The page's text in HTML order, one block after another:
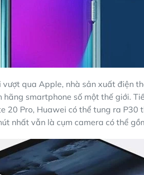
vượt qua Apple, nhà sản xuất điện
hãng smartphone số một thế giới.
20 Pro, Huawei có thể tung ra
nhất vẫn là cụm camera có thể